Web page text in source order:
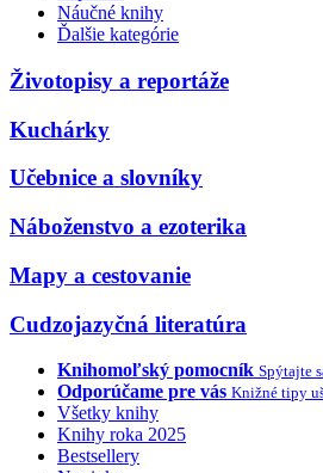
Náučné knihy
Ďalšie kategórie
Životopisy a reportáže
Kuchárky
Učebnice a slovníky
Náboženstvo a ezoterika
Mapy a cestovanie
Cudzojazyčná literatúra
Knihomoľský pomocník Spýtajte
Odporúčame pre vás Knižné tipy
Všetky knihy
Knihy roka 2025
Bestsellery